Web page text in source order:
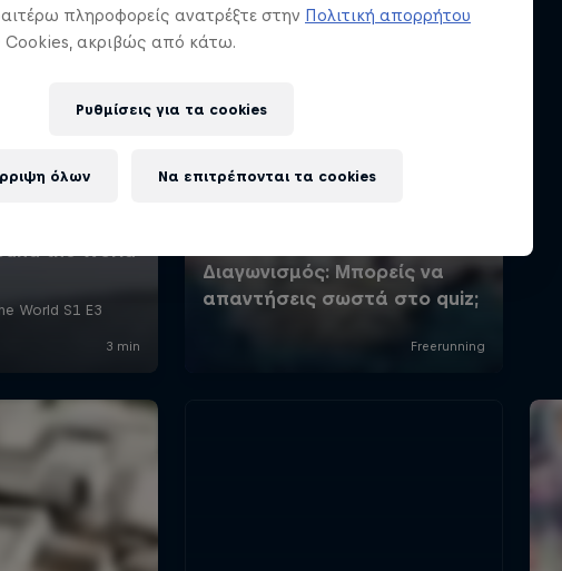
πληροφορείς ανατρέξτε στην Πολιτική απορρήτου
Cookies, ακριβώς από κάτω.
Ρυθμίσεις για τα cookies
όλων Να επιτρέπονται τα cookies